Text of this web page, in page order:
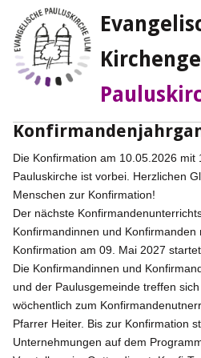
Die Konfirmation am 10.05.2026 mit
Pauluskirche ist vorbei. Herzlichen
Menschen zur Konfirmation!
Der nächste
Konfirmandinnen und Konfirmanden
Konfirmation am 09. Mai 2027
Die Konfirmandinnen und
und der Paulusgemeinde treffen
wöchentlich zum
Pfarrer Heiter. Bis zur Konfirmation
Unternehmungen auf dem